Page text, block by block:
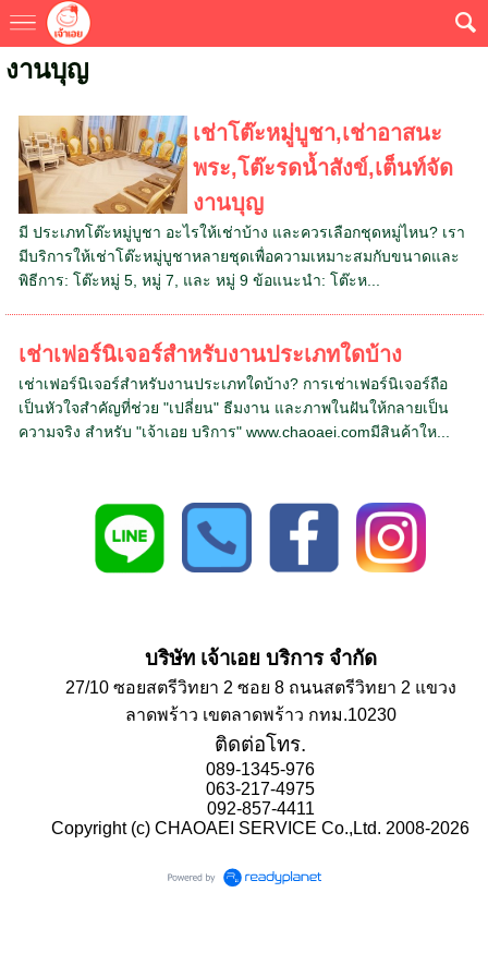
งานบุญ
เช่าโต๊ะหมู่บูชา,เช่าอาสนะ
พระ,โต๊ะรดน้ำสังข์,เต็นท์จัด
งานบุญ
มี ประเภทโต๊ะหมู่บูชา อะไรให้เช่าบ้าง และควรเลือกชุดหมู่ไหน? เรา
มีบริการให้เช่าโต๊ะหมู่บูชาหลายชุดเพื่อความเหมาะสมกับขนาดและ
พิธีการ: โต๊ะหมู่ 5, หมู่ 7, และ หมู่ 9 ข้อแนะนำ: โต๊ะห...
เช่าเฟอร์นิเจอร์สำหรับงานประเภทใดบ้าง
เช่าเฟอร์นิเจอร์สำหรับงานประเภทใดบ้าง? การเช่าเฟอร์นิเจอร์ถือ
เป็นหัวใจสำคัญที่ช่วย "เปลี่ยน" ธีมงาน และภาพในฝันให้กลายเป็น
ความจริง สำหรับ "เจ้าเอย บริการ" www.chaoaei.comมีสินค้าให...
บริษัท เจ้าเอย บริการ จำกัด
27/10 ซอยสตรีวิทยา 2 ซอย 8 ถนนสตรีวิทยา 2 แขวง
ลาดพร้าว เขตลาดพร้าว กทม.10230
ติดต่อโทร.
089-1345-976
063-217-4975
092-857-4411
Copyright (c) CHAOAEI SERVICE Co.,Ltd. 2008-2026